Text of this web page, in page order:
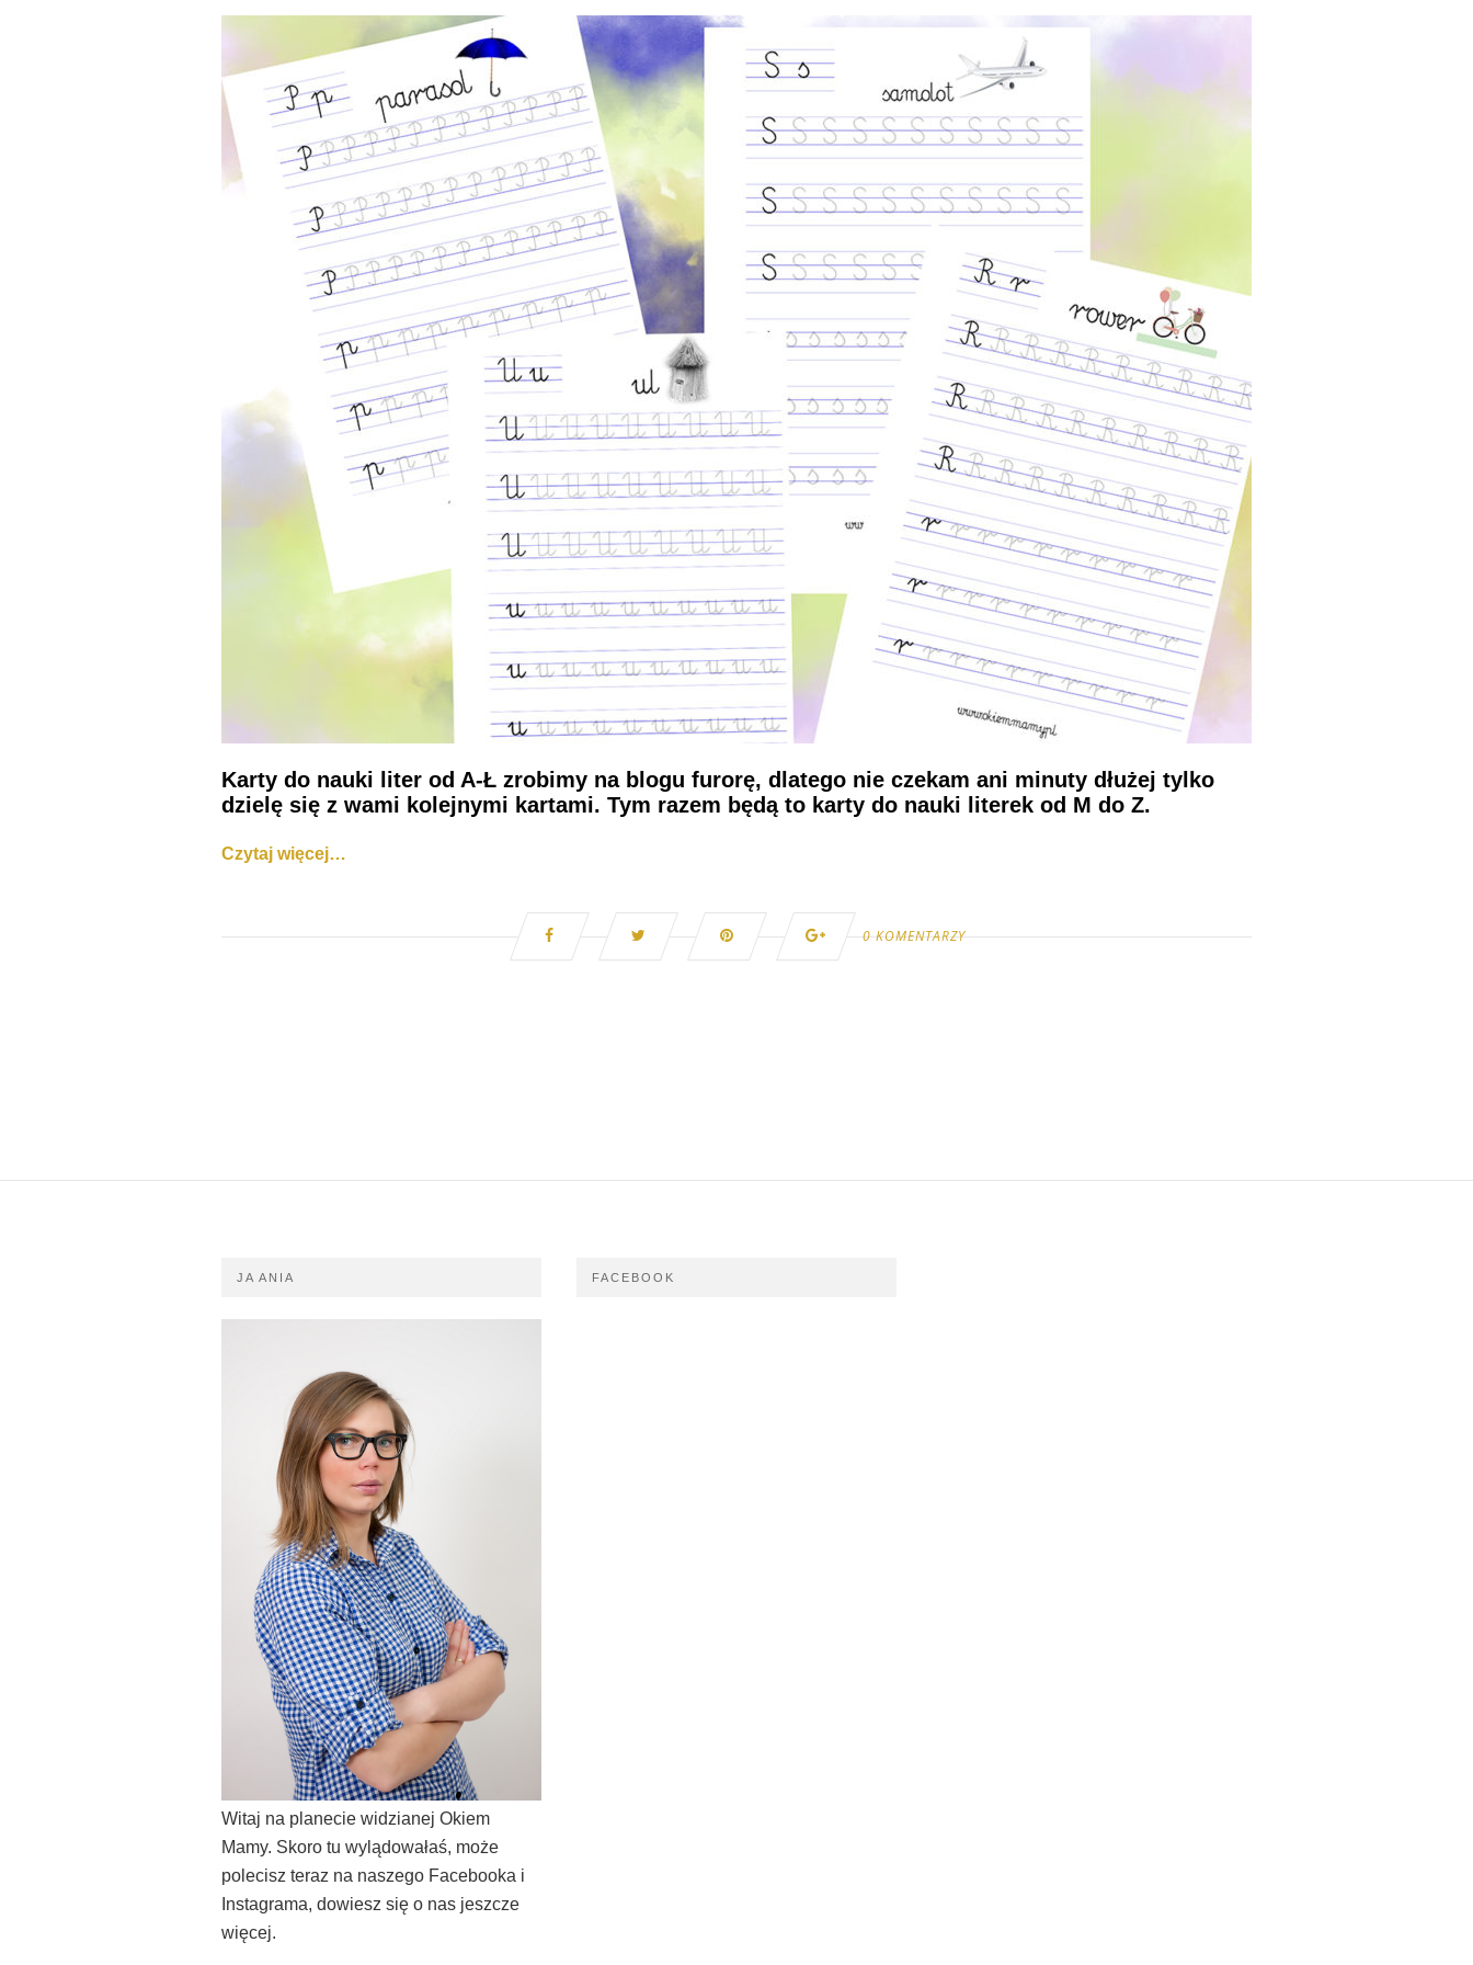
Karty do nauki liter od A-Ł zrobimy na blogu furorę, dlatego nie czekam ani minuty dłużej tylko
dzielę się z wami kolejnymi kartami. Tym razem będą to karty do nauki literek od M do Z.
Czytaj więcej…
0 KOMENTARZY
JA ANIA
Witaj na planecie widzianej Okiem
Mamy. Skoro tu wylądowałaś, może
polecisz teraz na naszego Facebooka i
Instagrama, dowiesz się o nas jeszcze
więcej.
FACEBOOK